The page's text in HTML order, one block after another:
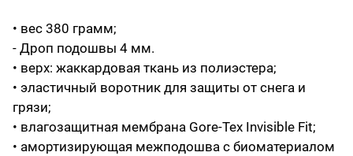
• вес 380 грамм;
- Дроп подошвы 4 мм.
• верх: жаккардовая ткань из полиэстера;
• эластичный воротник для защиты от снега и
грязи;
• влагозащитная мембрана Gore-Tex Invisible Fit;
• амортизирующая межподошва с биоматериалом